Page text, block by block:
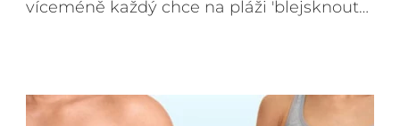
víceméně každý chce na pláži 'blejsknout…